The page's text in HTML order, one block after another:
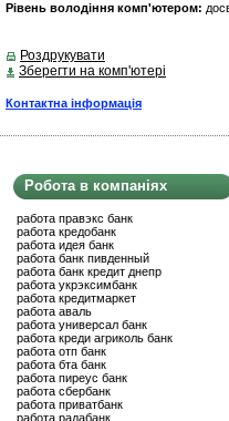
Рівень володіння комп'ютером:
Роздрукувати
Зберегти на комп'ютері
Контактна інформація
Робота в компаніях
работа правэкс банк
работа кредобанк
работа идея банк
работа банк пивденный
работа банк кредит днепр
работа укрэксимбанк
работа кредитмаркет
работа аваль
работа универсал банк
работа креди агриколь банк
работа отп банк
работа бта банк
работа пиреус банк
работа сбербанк
работа приватбанк
работа радабанк